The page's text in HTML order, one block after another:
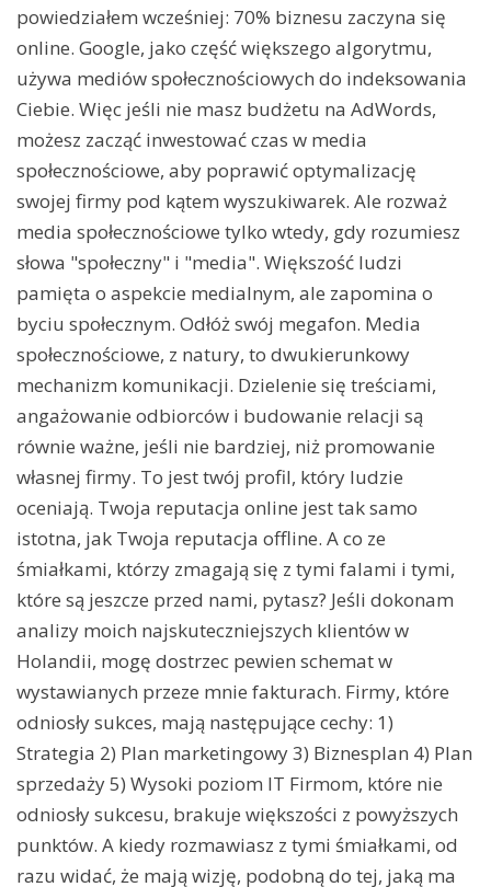
powiedziałem wcześniej: 70% biznesu zaczyna się
online. Google, jako część większego algorytmu,
używa mediów społecznościowych do indeksowania
Ciebie. Więc jeśli nie masz budżetu na AdWords,
możesz zacząć inwestować czas w media
społecznościowe, aby poprawić optymalizację
swojej firmy pod kątem wyszukiwarek. Ale rozważ
media społecznościowe tylko wtedy, gdy rozumiesz
słowa "społeczny" i "media". Większość ludzi
pamięta o aspekcie medialnym, ale zapomina o
byciu społecznym. Odłóż swój megafon. Media
społecznościowe, z natury, to dwukierunkowy
mechanizm komunikacji. Dzielenie się treściami,
angażowanie odbiorców i budowanie relacji są
równie ważne, jeśli nie bardziej, niż promowanie
własnej firmy. To jest twój profil, który ludzie
oceniają. Twoja reputacja online jest tak samo
istotna, jak Twoja reputacja offline. A co ze
śmiałkami, którzy zmagają się z tymi falami i tymi,
które są jeszcze przed nami, pytasz? Jeśli dokonam
analizy moich najskuteczniejszych klientów w
Holandii, mogę dostrzec pewien schemat w
wystawianych przeze mnie fakturach. Firmy, które
odniosły sukces, mają następujące cechy: 1)
Strategia 2) Plan marketingowy 3) Biznesplan 4) Plan
sprzedaży 5) Wysoki poziom IT Firmom, które nie
odniosły sukcesu, brakuje większości z powyższych
punktów. A kiedy rozmawiasz z tymi śmiałkami, od
razu widać, że mają wizję, podobną do tej, jaką ma